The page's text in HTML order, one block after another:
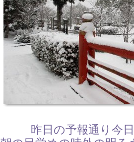
昨日の予報通り今